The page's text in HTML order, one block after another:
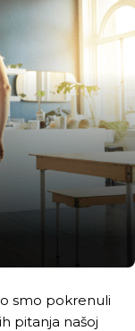
smo pokrenuli
pitanja našoj